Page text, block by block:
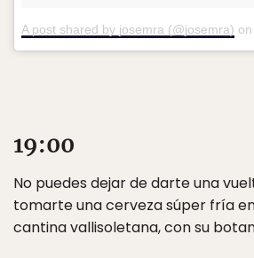
A post shared by josemra (@josemra) on
19:00
No puedes dejar de darte una
tomarte una cerveza súper fría
cantina vallisoletana, con su